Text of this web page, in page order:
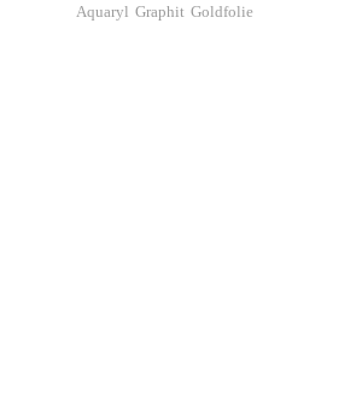
Aquaryl Graphit Goldfolie